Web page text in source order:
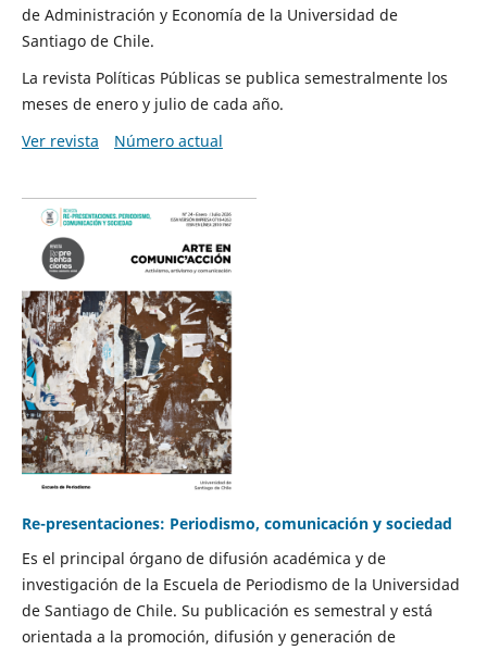
de Administración y Economía de la Universidad de
Santiago de Chile.
La revista Políticas Públicas se publica semestralmente los
meses de enero y julio de cada año.
Ver revista
Número actual
Re-presentaciones: Periodismo, comunicación y sociedad
Es el principal órgano de difusión académica y de
investigación de la Escuela de Periodismo de la Universidad
de Santiago de Chile. Su publicación es semestral y está
orientada a la promoción, difusión y generación de